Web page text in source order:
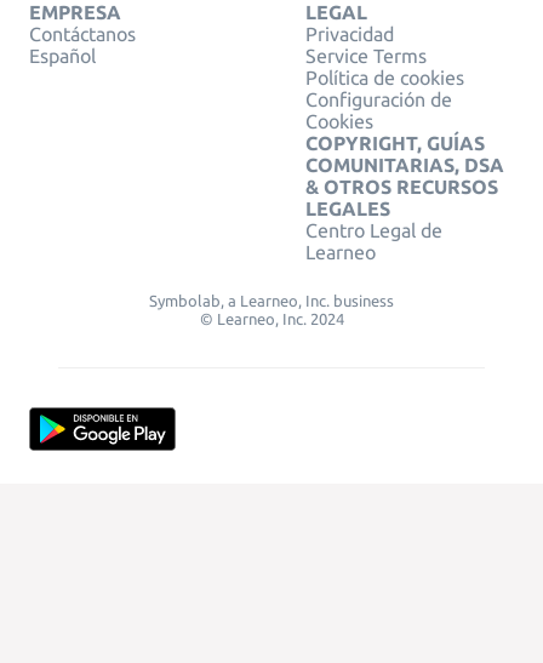
EMPRESA
Contáctanos
Español
LEGAL
Privacidad
Service Terms
Política de cookies
Configuración de
Cookies
COPYRIGHT, GUÍAS
COMUNITARIAS, DSA
& OTROS RECURSOS
LEGALES
Centro Legal de
Learneo
Symbolab, a Learneo, Inc. business
© Learneo, Inc. 2024